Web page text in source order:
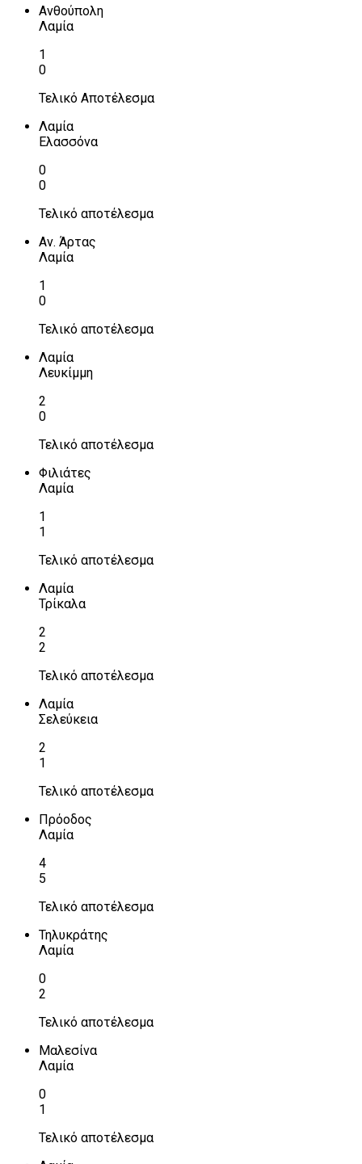
Ανθούπολη
Λαμία
1
0
Τελικό Αποτέλεσμα
Λαμία
Ελασσόνα
0
0
Τελικό αποτέλεσμα
Αν. Άρτας
Λαμία
1
0
Τελικό αποτέλεσμα
Λαμία
Λευκίμμη
2
0
Τελικό αποτέλεσμα
Φιλιάτες
Λαμία
1
1
Τελικό αποτέλεσμα
Λαμία
Τρίκαλα
2
2
Τελικό αποτέλεσμα
Λαμία
Σελεύκεια
2
1
Τελικό αποτέλεσμα
Πρόοδος
Λαμία
4
5
Τελικό αποτέλεσμα
Τηλυκράτης
Λαμία
0
2
Τελικό αποτέλεσμα
Μαλεσίνα
Λαμία
0
1
Τελικό αποτέλεσμα